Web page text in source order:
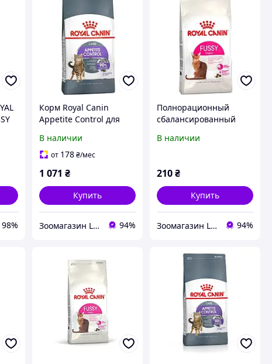
98%
Корм Royal Canin
Appetite Control для
2 кг
В наличии
от 178 ₴/мес
1 071 ₴
Купить
Зоомагазин Limpopo - limpopo.prom.ua 94%
Полнорационный
сбалансированный
кошек с
FUSSY EXIGENT 0.4 кг
В наличии
210₴
Купить
Зоомагазин Limpopo - limpopo.prom.ua 94%